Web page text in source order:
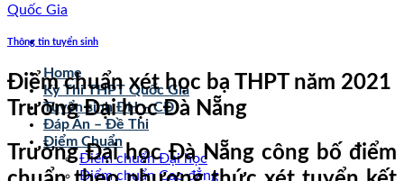
Home
Kỳ Thi THPT Quốc Gia
Tuyển sinh ĐH – CĐ
Đáp Án – Đề Thi
Điểm Chuẩn
Điểm chuẩn Đại học
Điểm chuẩn Cao đẳng
Thông tin tuyển sinh
Điểm chuẩn xét học bạ THPT năm 2021
Trường Đại học Đà Nẵng
Trường Đại học Đà Nẵng công bố điểm